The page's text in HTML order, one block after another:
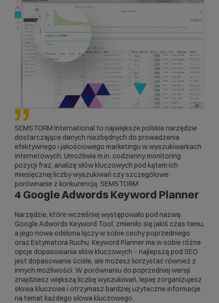
SEMSTORM International to największe polskie narzędzie
dostarczające danych niezbędnych do prowadzenia
efektywnego i jakościowego marketingu w wyszukiwarkach
internetowych. Umożliwia m.in. codziennymonitoring
pozycji fraz, analizę słów kluczowych pod kątem ich
miesięcznej liczby wyszukiwań czy szczegółowe
porównanie z konkurencją. SEMSTORM
4 Google Adwords Keyword Planner
Narzędzie, które wcześniej występowało pod nazwą
Google Adwords Keyword Tool, zmieniło się jakiś czas temu,
a jego nowa odsłona łączy w sobie cechy poprzedniego
oraz Estymatora Ruchu. Keyword Planner ma w sobie różne
opcje dopasowania słów kluczowych – najlepszą pod SEO
jest dopasowanie ścisłe, ale możesz korzystać również z
innych możliwości. W porównaniu do poprzedniej wersji
znajdziesz większą liczbę wyszukiwań, lepiej zorganizujesz
słowa kluczowe i otrzymasz bardziej użyteczne informacje
na temat każdego słowa kluczowego.